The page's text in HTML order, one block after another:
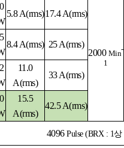
5.8 A(rms)17.4 A(rms)
2000 Min-
1
8.4 A(rms) 25 A(rms)
11.0
A(rms)
33 A(rms)
15.5
A(rms)
42.5 A(rms)
4096Pulse (BRX : 1